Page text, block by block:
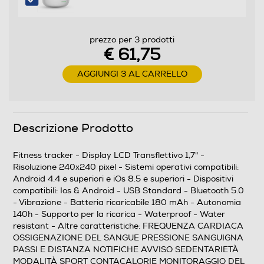
Dimensione display in pollici
240
Funzioni e Plus
GPS
prezzo per 3 prodotti
€ 61,75
AGGIUNGI 3 AL CARRELLO
Descrizione Prodotto
Fitness tracker - Display LCD Transflettivo 1,7" -
Risoluzione 240x240 pixel - Sistemi operativi compatibili:
Android 4.4 e superiori e iOs 8.5 e superiori - Dispositivi
compatibili: Ios & Android - USB Standard - Bluetooth 5.0
- Vibrazione - Batteria ricaricabile 180 mAh - Autonomia
140h - Supporto per la ricarica - Waterproof - Water
resistant - Altre caratteristiche: FREQUENZA CARDIACA
OSSIGENAZIONE DEL SANGUE PRESSIONE SANGUIGNA
PASSI E DISTANZA NOTIFICHE AVVISO SEDENTARIETÀ
MODALITÀ SPORT CONTACALORIE MONITORAGGIO DEL